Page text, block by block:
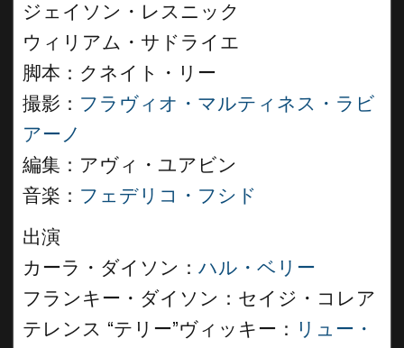
ジェイソン・レスニック
ウィリアム・サドライエ
脚本：クネイト・リー
撮影： フラヴィオ・マルティネス・ラビ
アーノ
編集：アヴィ・ユアビン
音楽： フェデリコ・フシド
出演
カーラ・ダイソン： ハル・ベリー
フランキー・ダイソン：セイジ・コレア
テレンス “テリー”ヴィッキー： リュー・